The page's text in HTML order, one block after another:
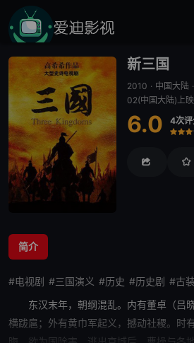
新三国
2010 · 中国大陆 ·
02(中国大陆)上映
6.0 4次评
很差
较差
还行推荐力荐
简介
#电视剧 #三国演义 #历史 #历史剧 #古装
东汉末年，朝纲混乱。内有董卓（吕
横跋扈；外有黄巾军起义，撼动社稷。时